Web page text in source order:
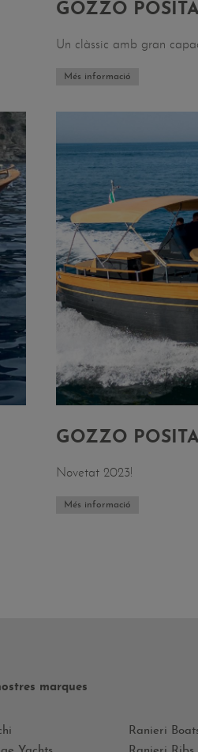
GOZZO
Un clàssic amb gran
Més informació
GOZZO
Novetat 2023!
Més informació
marques
Ranieri